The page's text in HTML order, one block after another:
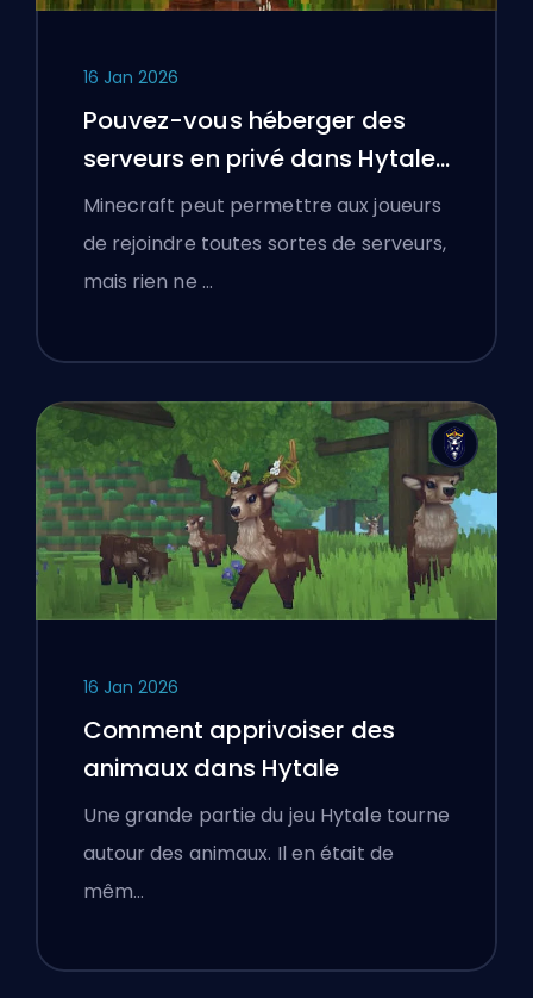
16 Jan 2026
Pouvez-vous héberger des
serveurs en privé dans Hytale
?
Minecraft peut permettre aux joueurs
de rejoindre toutes sortes de serveurs,
mais rien ne …
16 Jan 2026
Comment apprivoiser des
animaux dans Hytale
Une grande partie du jeu Hytale tourne
autour des animaux. Il en était de
mêm…